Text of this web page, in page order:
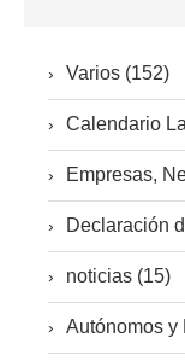
Varios (152)
Calendario
Empresas,
Declaración
noticias (15)
Autónomos y